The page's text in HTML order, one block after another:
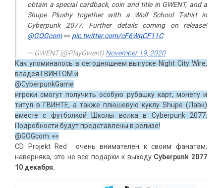
obtain a special cardback, coin and title in GWENT, and a
Shupe Plushy together with a Wolf School T-shirt in
Cyberpunk 2077. Further details coming on release!
@GOGcom👀pic.twitter.com/cF6WqCF11C
— GWENT (@PlayGwent) November 19, 2020
Как упоминалось в сегодняшнем выпуске Night City Wire,
владея ГВИНТОМ и
@CyberpunkGame
игроки смогут получить особую рубашку карт, монету и
титул в ГВИНТЕ, а также плюшевую куклу Shupe (Лавк)
вместе с футболкой Школы волка в Cyberpunk 2077.
Подробности будут представлены в релизе!
@GOGcom 👀
CD Projekt Red очень внимателен к своим фанатам,
наверняка, это не все подарки к выходу Cyberpunk 2077
10 декабря.